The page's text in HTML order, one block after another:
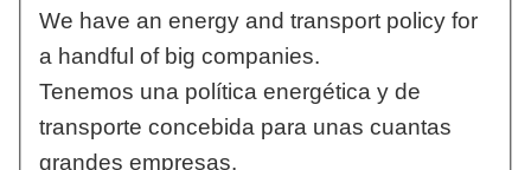
We have an energy and transport policy for
a handful of big companies.
Tenemos una política energética y de
transporte concebida para unas cuantas
grandes empresas.